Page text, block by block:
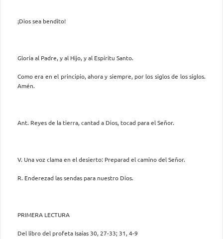
¡Dios sea bendito!
Gloria al Padre, y al Hijo, y al Espíritu Santo.
Como era en el principio, ahora y siempre, por los siglos de los siglos.
Amén.
Ant. Reyes de la tierra, cantad a Dios, tocad para el Señor.
V. Una voz clama en el desierto: Preparad el camino del Señor.
R. Enderezad las sendas para nuestro Dios.
PRIMERA LECTURA
Del libro del profeta Isaías 30, 27-33; 31, 4-9